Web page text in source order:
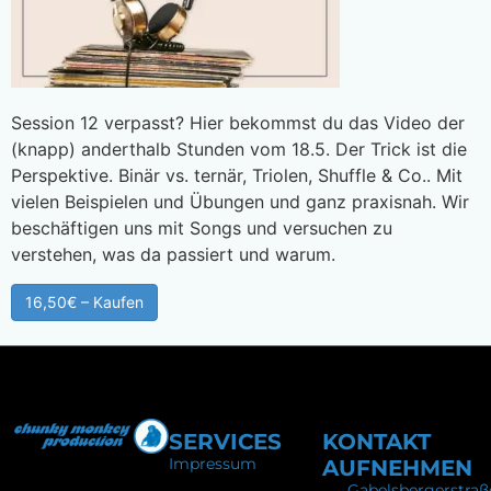
Session 12 verpasst? Hier bekommst du das Video der
(knapp) anderthalb Stunden vom 18.5. Der Trick ist die
Perspektive. Binär vs. ternär, Triolen, Shuffle & Co.. Mit
vielen Beispielen und Übungen und ganz praxisnah. Wir
beschäftigen uns mit Songs und versuchen zu
verstehen, was da passiert und warum.
16,50€ – Kaufen
SERVICES
Impressum
KONTAKT
AUFNEHMEN